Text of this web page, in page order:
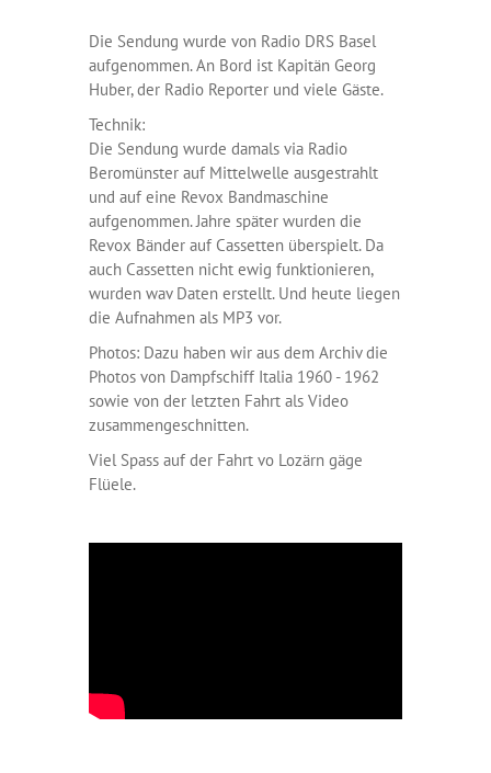
Die Sendung wurde von Radio DRS Basel
aufgenommen. An Bord ist Kapitän Georg
Huber, der Radio Reporter und viele Gäste.
Technik:
Die Sendung wurde damals via Radio
Beromünster auf Mittelwelle ausgestrahlt
und auf eine Revox Bandmaschine
aufgenommen. Jahre später wurden die
Revox Bänder auf Cassetten überspielt. Da
auch Cassetten nicht ewig funktionieren,
wurden wav Daten erstellt. Und heute liegen
die Aufnahmen als MP3 vor.
Photos: Dazu haben wir aus dem Archiv die
Photos von Dampfschiff Italia 1960 - 1962
sowie von der letzten Fahrt als Video
zusammengeschnitten.
Viel Spass auf der Fahrt vo Lozärn gäge
Flüele.